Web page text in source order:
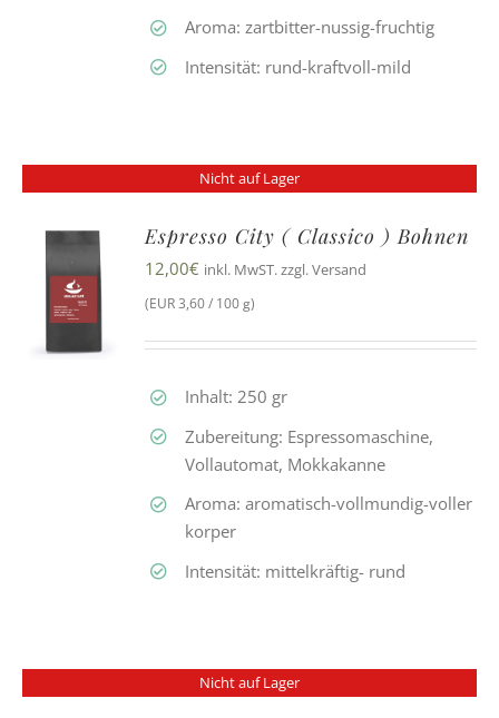
Aroma: zartbitter-nussig-fruchtig
Intensität: rund-kraftvoll-mild
Nicht auf Lager
Espresso City ( Classico ) Bohnen
12,00€ inkl. MwST. zzgl. Versand
(EUR 3,60 / 100 g)
Inhalt: 250 gr
Zubereitung: Espressomaschine,
Vollautomat, Mokkakanne
Aroma: aromatisch-vollmundig-voller
korper
Intensität: mittelkräftig- rund
Nicht auf Lager